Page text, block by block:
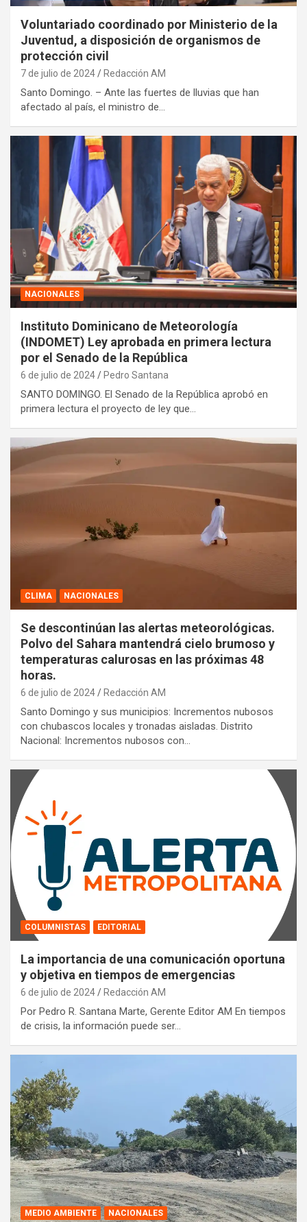
Voluntariado coordinado por Ministerio de la
Juventud, a disposición de organismos de
protección civil
7 de julio de 2024 Redacción AM
Santo Domingo. – Ante las fuertes de lluvias que han
afectado al país, el ministro de…
NACIONALES
Instituto Dominicano de Meteorología
(INDOMET) Ley aprobada en primera lectura
por el Senado de la República
6 de julio de 2024 Pedro Santana
SANTO DOMINGO. El Senado de la República aprobó en
primera lectura el proyecto de ley que…
CLIMA NACIONALES
Se descontinúan las alertas meteorológicas.
Polvo del Sahara mantendrá cielo brumoso y
temperaturas calurosas en las próximas 48
horas.
6 de julio de 2024 Redacción AM
Santo Domingo y sus municipios: Incrementos nubosos
con chubascos locales y tronadas aisladas. Distrito
Nacional: Incrementos nubosos con…
COLUMNISTAS EDITORIAL
La importancia de una comunicación oportuna
y objetiva en tiempos de emergencias
6 de julio de 2024 Redacción AM
Por Pedro R. Santana Marte, Gerente Editor AM En tiempos
de crisis, la información puede ser…
MEDIO AMBIENTE NACIONALES